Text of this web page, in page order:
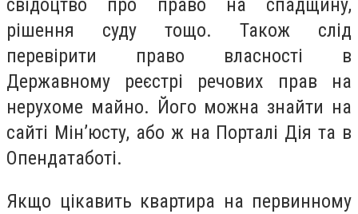
свідоцтво про право на спадщину,
рішення суду тощо. Також слід
перевірити право власності в
Державному реєстрі речових прав на
нерухоме майно. Його можна знайти на
сайті Мін’юсту, або ж на Порталі Дія та в
Опендатаботі.
Якщо цікавить квартира на первинному